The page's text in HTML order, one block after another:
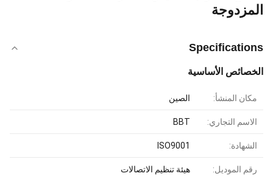
المزدوجة
Specifications
الخصائص الأساسية
مكان المنشأ: الصين
الاسم التجاري: BBT
الشهادة: ISO9001
رقم الموديل: هيئة تنظيم الاتصالات